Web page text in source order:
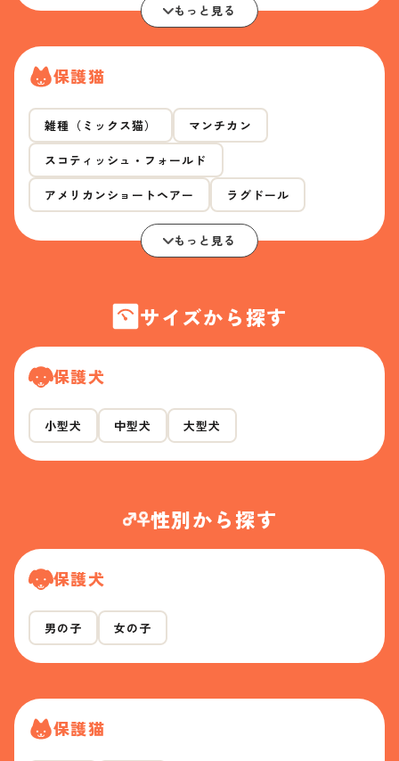
もっと見る
保護猫
雑種（ミックス猫） マンチカン
スコティッシュ・フォールド
アメリカンショートヘアー ラグドール
もっと見る
サイズから探す
保護犬
小型犬 中型犬 大型犬
性別から探す
保護犬
男の子 女の子
保護猫